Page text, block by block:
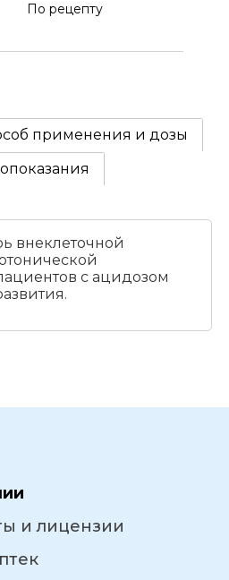
По рецепту
применения и дозы
внеклеточной
с ацидозом
и лицензии